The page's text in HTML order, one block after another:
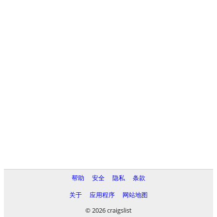
帮助 安全 隐私
条款
关于
应用程序
网站地图
© 2026 craigslist